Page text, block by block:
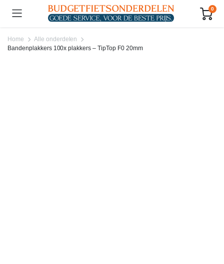
0
Home
Alle onderdelen
Bandenplakkers 100x plakkers – TipTop F0 20mm